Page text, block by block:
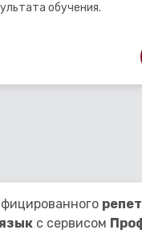
обучения.
с сервисом